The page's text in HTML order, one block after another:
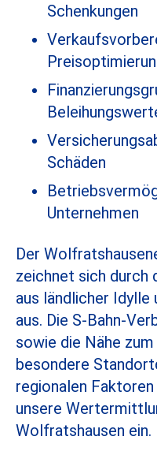
Schenkungen
Schäden
Unternehmen
Der
zeichnet sich durch
aus ländlicher Idylle
aus. Die S-Bahn-
sowie die Nähe
besondere
regionalen
unsere
Wolfratshausen ein.